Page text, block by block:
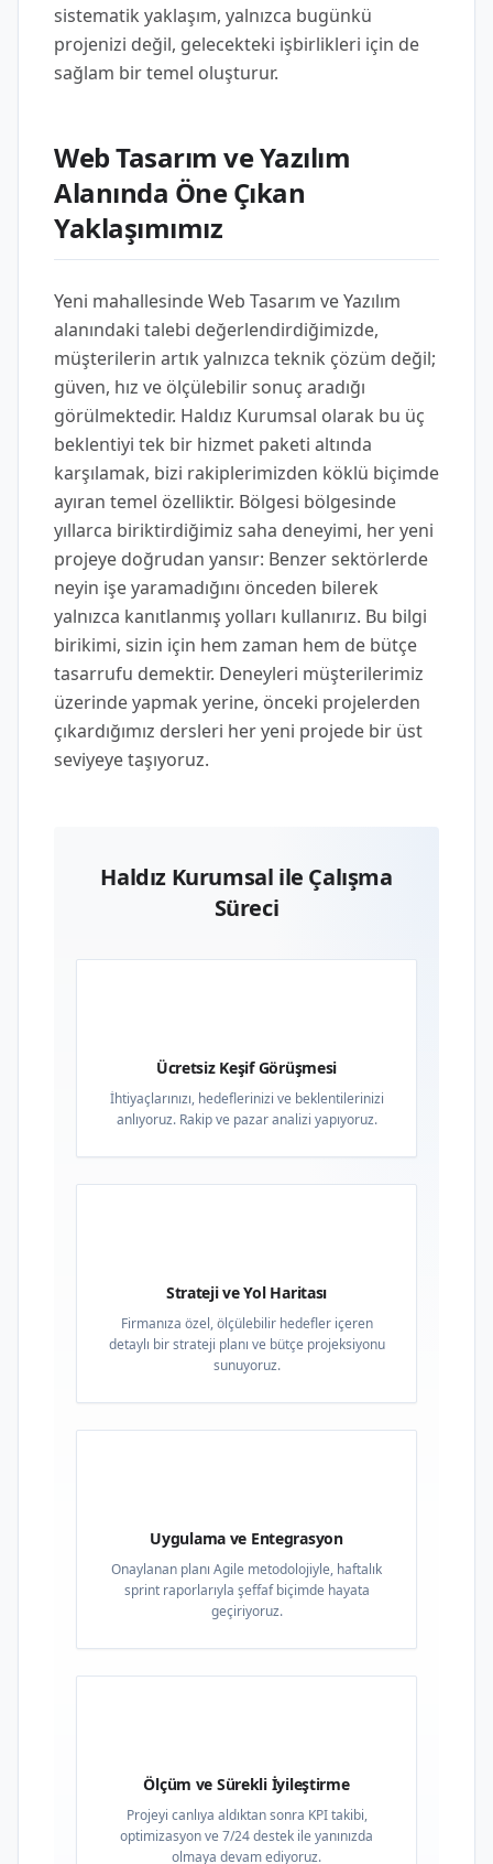
sistematik yaklaşım, yalnızca bugünkü
projenizi değil, gelecekteki işbirlikleri için de
sağlam bir temel oluşturur.
Web Tasarım ve Yazılım
Alanında Öne Çıkan
Yaklaşımımız
Yeni mahallesinde Web Tasarım ve Yazılım
alanındaki talebi değerlendirdiğimizde,
müşterilerin artık yalnızca teknik çözüm değil;
güven, hız ve ölçülebilir sonuç aradığı
görülmektedir. Haldız Kurumsal olarak bu üç
beklentiyi tek bir hizmet paketi altında
karşılamak, bizi rakiplerimizden köklü biçimde
ayıran temel özelliktir. Bölgesi bölgesinde
yıllarca biriktirdiğimiz saha deneyimi, her yeni
projeye doğrudan yansır: Benzer sektörlerde
neyin işe yaramadığını önceden bilerek
yalnızca kanıtlanmış yolları kullanırız. Bu bilgi
birikimi, sizin için hem zaman hem de bütçe
tasarrufu demektir. Deneyleri müşterilerimiz
üzerinde yapmak yerine, önceki projelerden
çıkardığımız dersleri her yeni projede bir üst
seviyeye taşıyoruz.
Haldız Kurumsal ile Çalışma
Süreci
Ücretsiz Keşif Görüşmesi
İhtiyaçlarınızı, hedeflerinizi ve beklentilerinizi
anlıyoruz. Rakip ve pazar analizi yapıyoruz.
Strateji ve Yol Haritası
Firmanıza özel, ölçülebilir hedefler içeren
detaylı bir strateji planı ve bütçe projeksiyonu
sunuyoruz.
Uygulama ve Entegrasyon
Onaylanan planı Agile metodolojiyle, haftalık
sprint raporlarıyla şeffaf biçimde hayata
geçiriyoruz.
Ölçüm ve Sürekli İyileştirme
Projeyi canlıya aldıktan sonra KPI takibi,
optimizasyon ve 7/24 destek ile yanınızda
olmaya devam ediyoruz.